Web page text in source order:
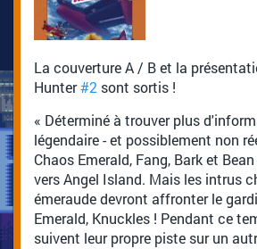
La couverture A / B et la
Hunter#2 sont sortis !
« Déterminé à trouver plus
légendaire - et possiblement non
Chaos Emerald, Fang, Bark et
vers Angel Island. Mais les intrus
émeraude devront affronter le
Emerald, Knuckles ! Pendant ce
suivent leur propre piste sur un